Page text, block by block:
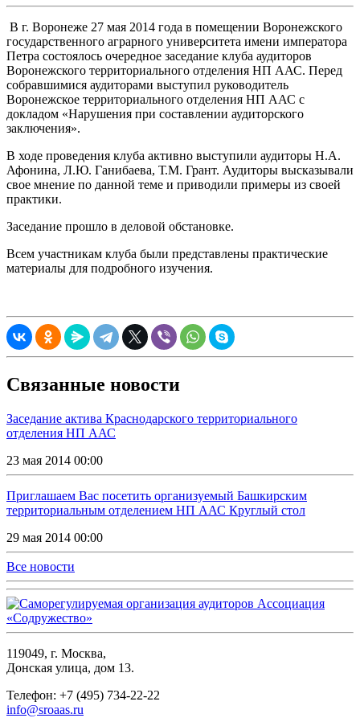
В г. Воронеже 27 мая 2014 года в помещении Воронежского
государственного аграрного университета имени императора
Петра состоялось очередное заседание клуба аудиторов
Воронежского территориального отделения НП ААС. Перед
собравшимися аудиторами выступил руководитель
Воронежское территориального отделения НП ААС с
докладом «Нарушения при составлении аудиторского
заключения».
В ходе проведения клуба активно выступили аудиторы Н.А.
Афонина, Л.Ю. Ганибаева, Т.М. Грант. Аудиторы высказывали
свое мнение по данной теме и приводили примеры из своей
практики.
Заседание прошло в деловой обстановке.
Всем участникам клуба были представлены практические
материалы для подробного изучения.
Связанные новости
Заседание актива Краснодарского территориального
отделения НП ААС
23 мая 2014 00:00
Приглашаем Вас посетить организуемый Башкирским
территориальным отделением НП ААС Круглый стол
29 мая 2014 00:00
Все новости
119049, г. Москва,
Донская улица, дом 13.
Телефон: +7 (495) 734-22-22
info@sroaas.ru